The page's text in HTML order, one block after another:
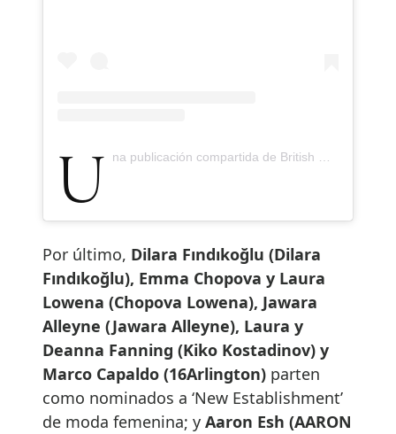
Una publicación compartida de British Fashion Council (@britishfashioncouncil)
Por último, Dilara Fındıkoğlu (Dilara
Fındıkoğlu), Emma Chopova y Laura
Lowena (Chopova Lowena), Jawara
Alleyne (Jawara Alleyne), Laura y
Deanna Fanning (Kiko Kostadinov) y
Marco Capaldo (16Arlington) parten
como nominados a ‘New Establishment’
de moda femenina; y Aaron Esh (AARON